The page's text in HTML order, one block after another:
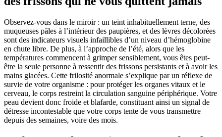
Observez-vous dans le miroir : un teint inhabituellement terne, des
muqueuses pâles à l’intérieur des paupières, et des lèvres décolorées
sont des indicateurs visuels infaillibles d’un niveau d’hémoglobine
en chute libre. De plus, à l’approche de l’été, alors que les
températures commencent à grimper sensiblement, vous êtes peut-
être la seule personne à ressentir des frissons persistants et à avoir les
mains glacées. Cette frilosité anormale s’explique par un réflexe de
survie de votre organisme : pour protéger les organes vitaux et le
cerveau, le corps restreint la circulation sanguine périphérique. Votre
peau devient donc froide et blafarde, constituant ainsi un signal de
détresse incontestable que votre corps tente de vous transmettre
depuis des semaines, voire des mois.